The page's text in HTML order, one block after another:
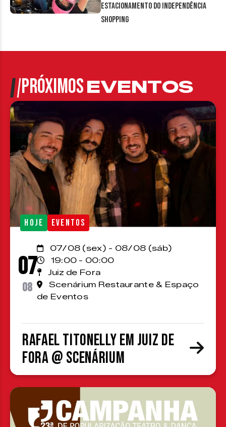
estacionamento do Independência
Shopping
PRÓXIMOSEVENTOS
HOJE EVENTOS
07
08
07/08 (sex) - 08/08 (sáb)
19:00 - 00:00
Juiz de Fora
Scenárium Restaurante & Espaço
de Eventos
Rafael Titonelly em Juiz de
Fora @ Scenárium